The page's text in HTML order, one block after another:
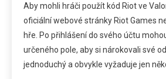
Aby mohli hráči použít kód Riot ve
oficiální webové stránky Riot Games
hře. Po přihlášení do svého účtu
určeného pole, aby si nárokovali své
jednoduchý a obvykle vyžaduje jen